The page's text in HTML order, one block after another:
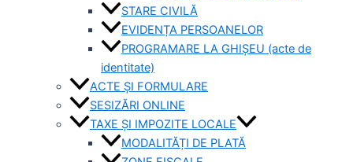
STARE CIVILĂ
EVIDENȚA PERSOANELOR
PROGRAMARE LA GHIȘEU (acte de
identitate)
ACTE ȘI FORMULARE
SESIZĂRI ONLINE
TAXE ȘI IMPOZITE LOCALE
MODALITĂȚI DE PLATĂ